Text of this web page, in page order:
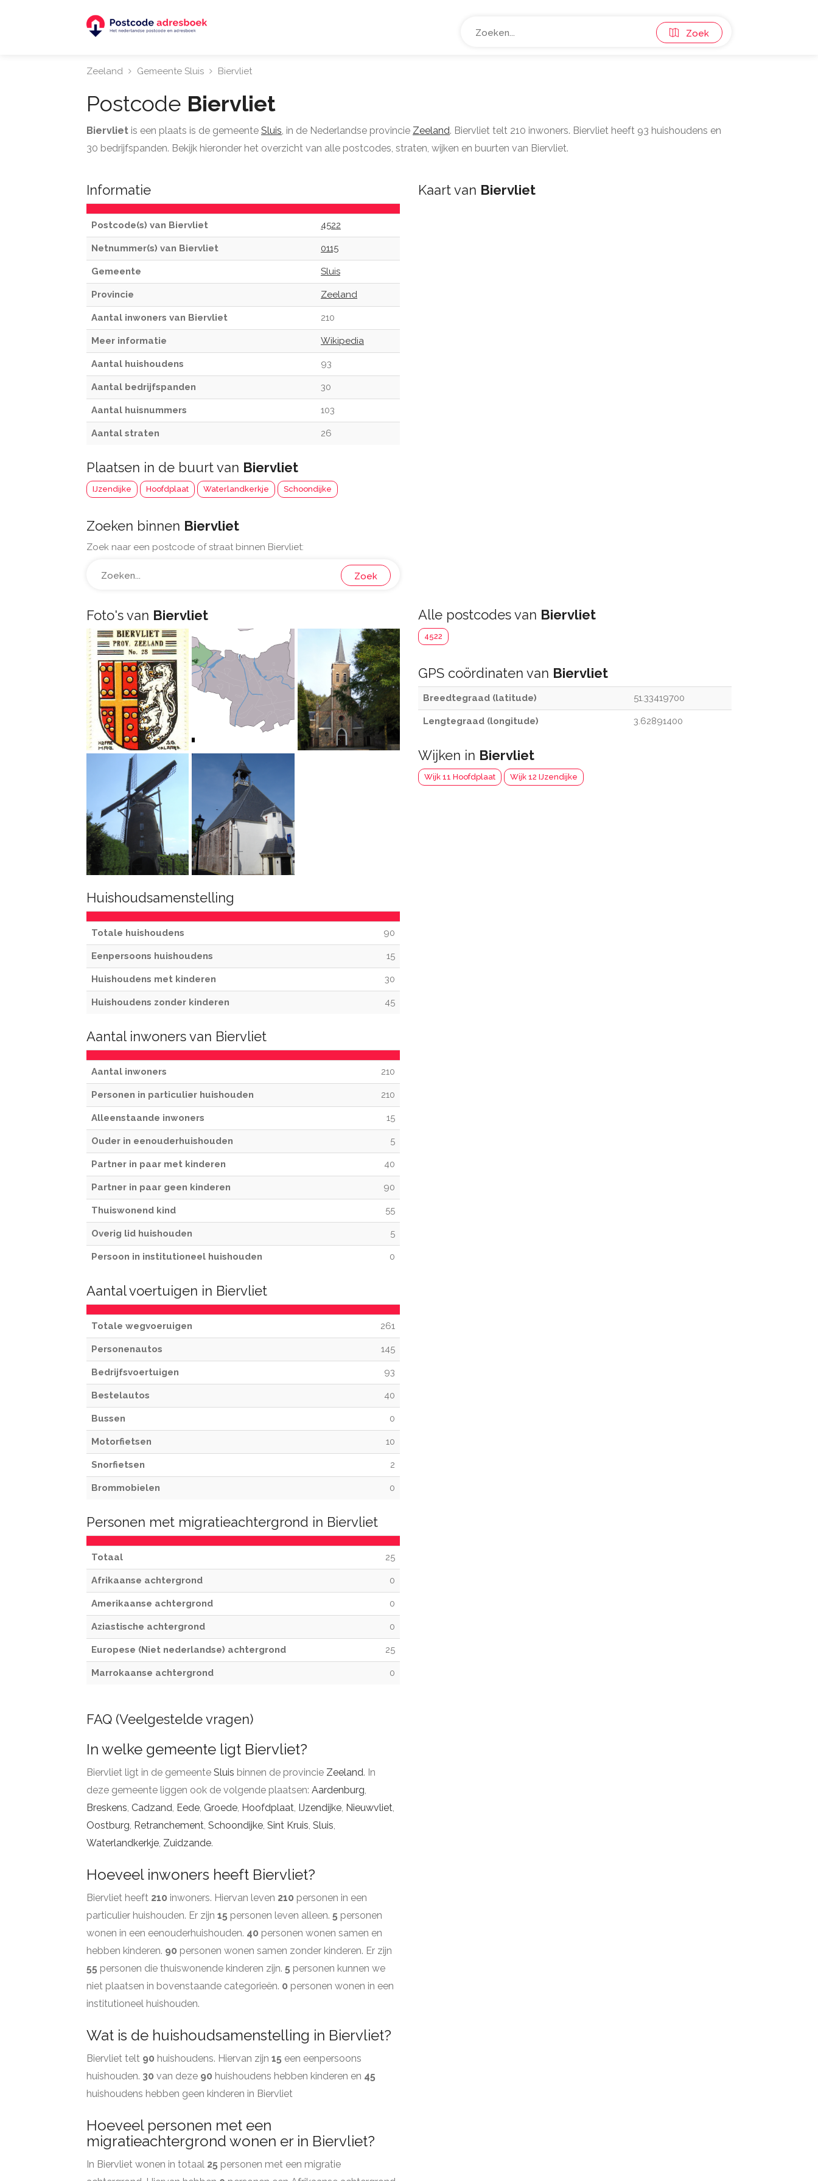
Zoek
Zeeland Gemeente Sluis Biervliet
Postcode Biervliet
Biervliet is een plaats is de gemeente Sluis, in de Nederlandse provincie Zeeland. Biervliet telt 210 inwoners. Biervliet heeft 93 huishoudens en
30 bedrijfspanden. Bekijk hieronder het overzicht van alle postcodes, straten, wijken en buurten van Biervliet.
Informatie
Postcode(s) van Biervliet 4522
Netnummer(s) van Biervliet 0115
Gemeente Sluis
Provincie Zeeland
Aantal inwoners van Biervliet 210
Meer informatie Wikipedia
Aantal huishoudens 93
Aantal bedrijfspanden 30
Aantal huisnummers 103
Aantal straten 26
Plaatsen in de buurt van Biervliet
IJzendijke Hoofdplaat Waterlandkerkje Schoondijke
Zoeken binnen Biervliet
Zoek naar een postcode of straat binnen Biervliet:
Zoek
Foto's van Biervliet
Huishoudsamenstelling
Totale huishoudens 90
Eenpersoons huishoudens 15
Huishoudens met kinderen 30
Huishoudens zonder kinderen 45
Aantal inwoners van Biervliet
Aantal inwoners 210
Personen in particulier huishouden 210
Alleenstaande inwoners 15
Ouder in eenouderhuishouden 5
Partner in paar met kinderen 40
Partner in paar geen kinderen 90
Thuiswonend kind 55
Overig lid huishouden 5
Persoon in institutioneel huishouden 0
Aantal voertuigen in Biervliet
Totale wegvoeruigen 261
Personenautos 145
Bedrijfsvoertuigen 93
Bestelautos 40
Bussen 0
Motorfietsen 10
Snorfietsen 2
Brommobielen 0
Personen met migratieachtergrond in Biervliet
Totaal 25
Afrikaanse achtergrond 0
Amerikaanse achtergrond 0
Aziastische achtergrond 0
Europese (Niet nederlandse) achtergrond 25
Marrokaanse achtergrond 0
Kaart van Biervliet
Alle postcodes van Biervliet
4522
GPS coördinaten van Biervliet
Breedtegraad (latitude) 51.33419700
Lengtegraad (longitude) 3.62891400
Wijken in Biervliet
Wijk 11 Hoofdplaat Wijk 12 IJzendijke
FAQ (Veelgestelde vragen)
In welke gemeente ligt Biervliet?
Biervliet ligt in de gemeente Sluis binnen de provincie Zeeland. In
deze gemeente liggen ook de volgende plaatsen: Aardenburg,
Breskens, Cadzand, Eede, Groede, Hoofdplaat, IJzendijke, Nieuwvliet,
Oostburg, Retranchement, Schoondijke, Sint Kruis, Sluis,
Waterlandkerkje, Zuidzande.
Hoeveel inwoners heeft Biervliet?
Biervliet heeft 210 inwoners. Hiervan leven 210 personen in een
particulier huishouden. Er zijn 15 personen leven alleen. 5 personen
wonen in een eenouderhuishouden. 40 personen wonen samen en
hebben kinderen. 90 personen wonen samen zonder kinderen. Er zijn
55 personen die thuiswonende kinderen zijn. 5 personen kunnen we
niet plaatsen in bovenstaande categorieën. 0 personen wonen in een
institutioneel huishouden.
Wat is de huishoudsamenstelling in Biervliet?
Biervliet telt 90 huishoudens. Hiervan zijn 15 een eenpersoons
huishouden. 30 van deze 90 huishoudens hebben kinderen en 45
huishoudens hebben geen kinderen in Biervliet
Hoeveel personen met een
migratieachtergrond wonen er in Biervliet?
In Biervliet wonen in totaal 25 personen met een migratie